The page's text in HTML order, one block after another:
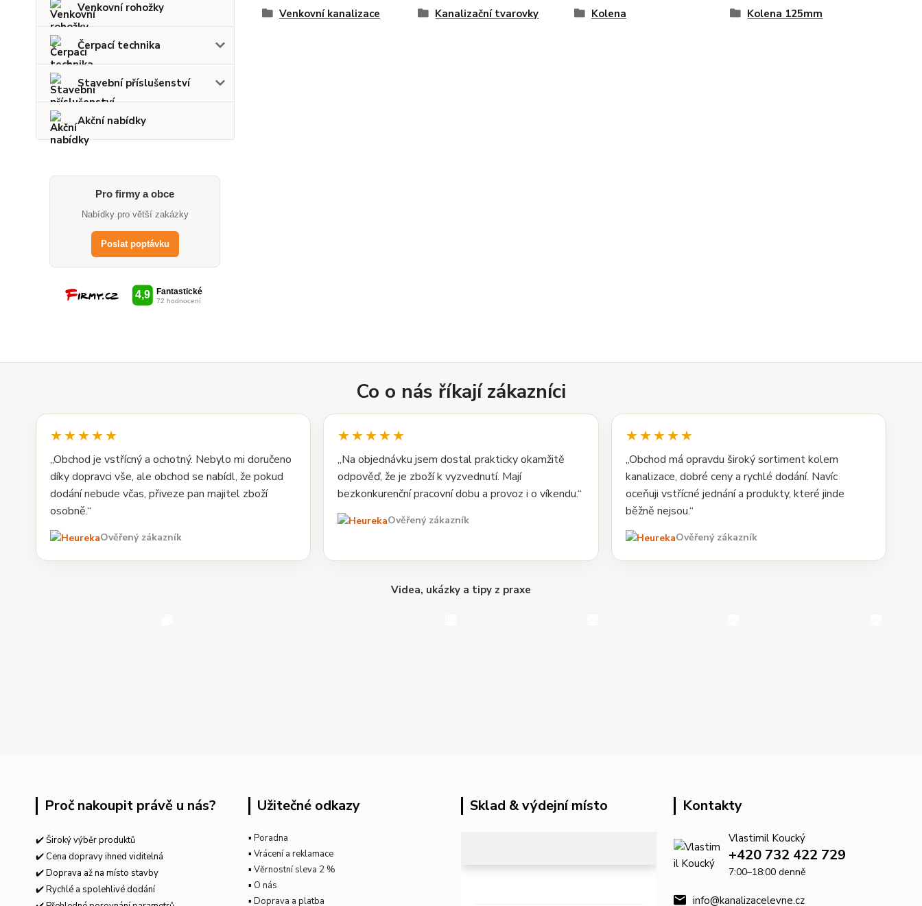
Venkovní rohožky
Čerpací technika
Stavební příslušenství
Akční nabídky
Pro firmy a obce
Nabídky pro větší zakázky
Poslat poptávku
Venkovní kanalizace Kanalizační tvarovky Kolena Kolena 125mm
Co o nás říkají zákazníci
★★★★★
„Obchod je vstřícný a ochotný. Nebylo mi doručeno
díky dopravci vše, ale obchod se nabídl, že pokud
dodání nebude včas, přiveze pan majitel zboží
osobně.“
Ověřený zákazník
★★★★★
„Na objednávku jsem dostal prakticky okamžitě
odpověď, že je zboží k vyzvednutí. Mají
bezkonkurenční pracovní dobu a provoz i o víkendu.“
Ověřený zákazník
★★★★★
„Obchod má opravdu široký sortiment kolem
kanalizace, dobré ceny a rychlé dodání. Navíc
oceňuji vstřícné jednání a produkty, které jinde
běžně nejsou.“
Ověřený zákazník
Videa, ukázky a tipy z praxe
Proč nakoupit právě u nás?
✔️ Široký výběr produktů
✔️ Cena dopravy ihned viditelná
✔️ Doprava až na místo stavby
✔️ Rychlé a spolehlivé dodání
Užitečné odkazy
▪ Poradna
▪ Vrácení a reklamace
▪ Věrnostní sleva 2 %
▪ O nás
▪ Doprava a platba
Sklad & výdejní místo Kontakty
Vlastimil Koucký
+420 732 422 729
7:00–18:00 denně
info@kanalizacelevne.cz